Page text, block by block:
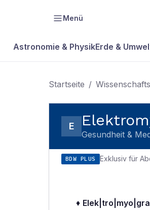
Menü
Astronomie & PhysikErde &
Startseite /
E
Gesundheit &
BDW PLUS Exklusiv für
♦